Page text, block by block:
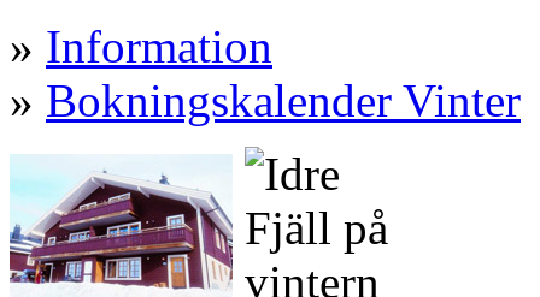
» Information
» Bokningskalender Vinter